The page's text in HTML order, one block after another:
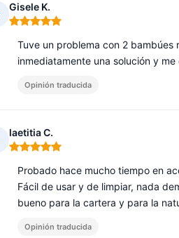
Gisele K.
Nota: 5 de 5
Tuve un problema con 2
inmediatamente una solución y
Opinión traducida
laetitia C.
Nota: 5 de 5
Probado hace mucho tiempo en
Fácil de usar y de limpiar, nada
bueno para la cartera y para la
Opinión traducida